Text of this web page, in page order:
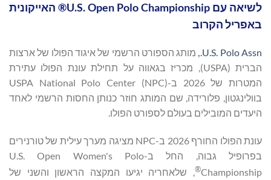
לשיאה עם U.S. Open Polo Championship® האייקונית
באפריל הקרוב
U.S. Polo Assn.
,מותג הספורט הרשמי של איגוד הפולו של ארצות
הברית (USPA), מכריז בגאווה על תחילת עונת הפולו עתירת
המטרות של 2026 ב-USPA National Polo Center (NPC)
בוולינגטון, פלורידה, שם המותג חוזר כנותן החסות הרשמי לאחד
היעדים המובילים בעולם לספורט הפולו.
עונת הפולו החורף 2026 ב-NPC מציגה מערך עילית של טורנירים
בפרופיל גבוה, החל ב-U.S. Open Women's Polo
Championship
®, שלאחריה יגיעו המקצה הראשון והשני של